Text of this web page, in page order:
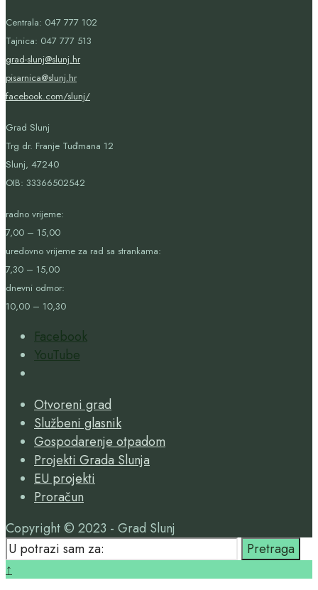
Centrala: 047 777 102
Tajnica: 047 777 513
grad-slunj@slunj.hr
pisarnica@slunj.hr
facebook.com/slunj/
Grad Slunj
Trg dr. Franje Tuđmana 12
Slunj, 47240
OIB: 33366502542
radno vrijeme:
7,00 – 15,00
uredovno vrijeme za rad sa strankama:
7,30 – 15,00
dnevni odmor:
10,00 – 10,30
Facebook
YouTube
Window
Otvoreni grad
Službeni glasnik
Gospodarenje otpadom
Projekti Grada Slunja
EU projekti
Proračun
Copyright © 2023 - Grad Slunj
Search
for:
Pretraga
Close
↑